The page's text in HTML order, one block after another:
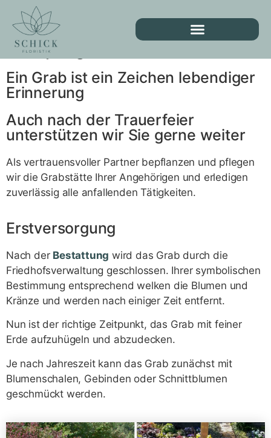
Grabpflege
Ein Grab ist ein Zeichen lebendiger
Erinnerung
Auch nach der Trauerfeier
unterstützen wir Sie gerne weiter
Als vertrauensvoller Partner bepflanzen und pflegen
wir die Grabstätte Ihrer Angehörigen und erledigen
zuverlässig alle anfallenden Tätigkeiten.
Erstversorgung
Nach der Bestattung wird das Grab durch die
Friedhofsverwaltung geschlossen. Ihrer symbolischen
Bestimmung entsprechend welken die Blumen und
Kränze und werden nach einiger Zeit entfernt.
Nun ist der richtige Zeitpunkt, das Grab mit feiner
Erde aufzuhügeln und abzudecken.
Je nach Jahreszeit kann das Grab zunächst mit
Blumenschalen, Gebinden oder Schnittblumen
geschmückt werden.